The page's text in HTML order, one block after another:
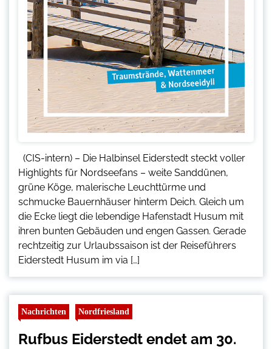
(CIS-intern) – Die Halbinsel Eiderstedt steckt voller
Highlights für Nordseefans – weite Sanddünen,
grüne Köge, malerische Leuchttürme und
schmucke Bauernhäuser hinterm Deich. Gleich um
die Ecke liegt die lebendige Hafenstadt Husum mit
ihren bunten Gebäuden und engen Gassen. Gerade
rechtzeitig zur Urlaubssaison ist der Reiseführers
Eiderstedt Husum im via […]
Nachrichten Nordfriesland
Rufbus Eiderstedt endet am 30.